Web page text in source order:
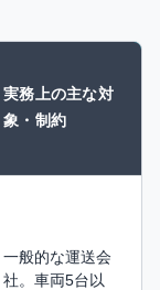
実務上の主な対
象・制約
一般的な運送会
社。車両5台以